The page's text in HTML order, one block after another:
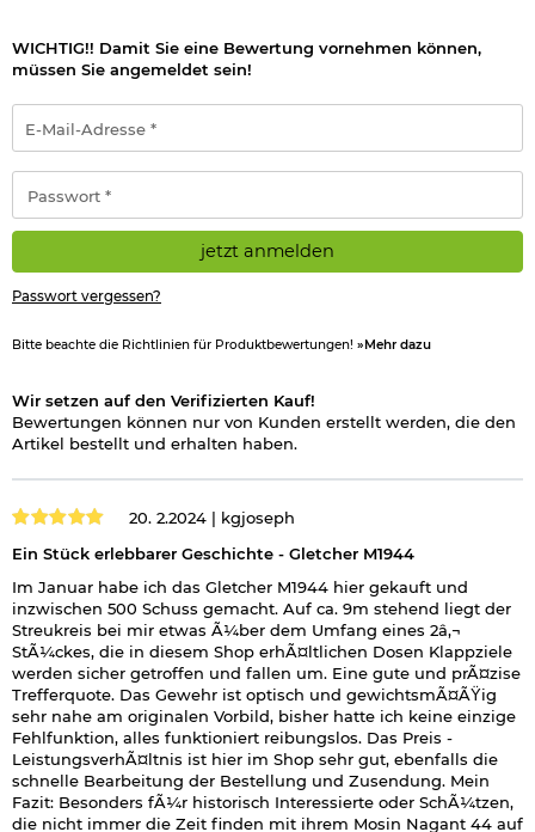
WICHTIG!! Damit Sie eine Bewertung vornehmen können,
müssen Sie angemeldet sein!
Mail-
Adresse
*
jetzt anmelden
Passwort vergessen?
Bitte beachte die Richtlinien für Produktbewertungen! »Mehr dazu
Wir setzen auf den Verifizierten Kauf!
Bewertungen können nur von Kunden erstellt werden, die den
Artikel bestellt und erhalten haben.
20. 2.2024 | kgjoseph
Ein Stück erlebbarer Geschichte - Gletcher M1944
Im Januar habe ich das Gletcher M1944 hier gekauft und
inzwischen 500 Schuss gemacht. Auf ca. 9m stehend liegt der
Streukreis bei mir etwas Ã¼ber dem Umfang eines 2â‚¬
StÃ¼ckes, die in diesem Shop erhÃ¤ltlichen Dosen Klappziele
werden sicher getroffen und fallen um. Eine gute und prÃ¤zise
Trefferquote. Das Gewehr ist optisch und gewichtsmÃ¤ÃŸig
sehr nahe am originalen Vorbild, bisher hatte ich keine einzige
Fehlfunktion, alles funktioniert reibungslos. Das Preis -
LeistungsverhÃ¤ltnis ist hier im Shop sehr gut, ebenfalls die
schnelle Bearbeitung der Bestellung und Zusendung. Mein
Fazit: Besonders fÃ¼r historisch Interessierte oder SchÃ¼tzen,
die nicht immer die Zeit finden mit ihrem Mosin Nagant 44 auf